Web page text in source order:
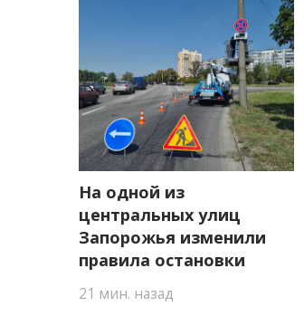
На одной из
центральных улиц
Запорожья изменили
правила остановки
21 мин. назад